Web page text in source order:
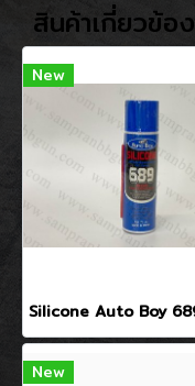
สินค้าเกี่ยวข้อง
New
New